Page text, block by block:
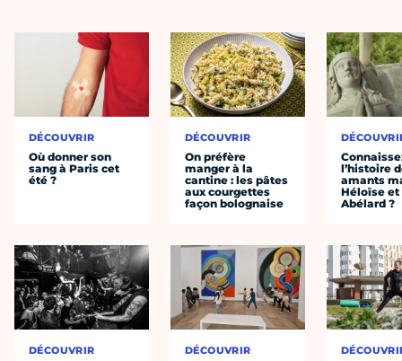
DÉCOUVRIR
Où donner son
sang à Paris cet
été ?
DÉCOUVRIR
DÉCOUVRIR
On préfère
manger à la
cantine : les pâtes
aux courgettes
façon bolognaise
DÉCOUVRIR
l’histoire
amants
Héloïse et
Abélard ?